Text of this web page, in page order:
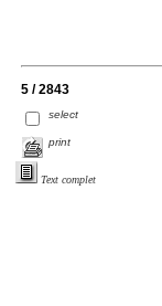
5 / 2843
select
print
Text complet